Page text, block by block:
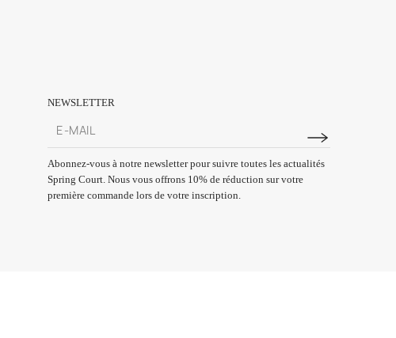
NEWSLETTER
Abonnez-vous à notre newsletter pour suivre toutes les actualités
Spring Court. Nous vous offrons 10% de réduction sur votre
première commande lors de votre inscription.